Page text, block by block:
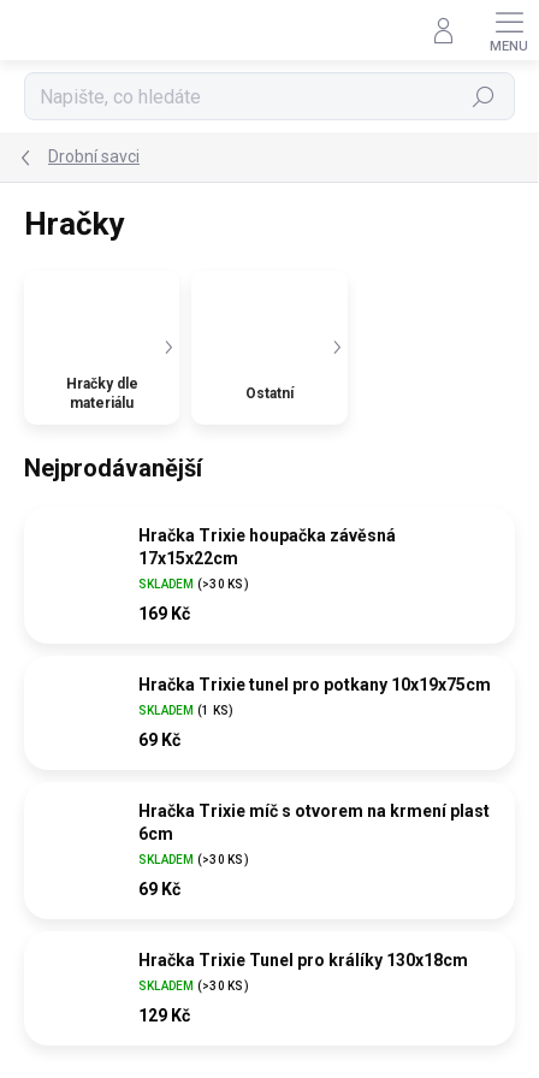
Hledat
Drobní savci
Hračky
Hračky dle
materiálu
Ostatní
Nejprodávanější
Hračka Trixie houpačka závěsná
17x15x22cm
SKLADEM (>30 KS )
169 Kč
Hračka Trixie tunel pro potkany 10x19x75cm
SKLADEM (1 KS)
69 Kč
Hračka Trixie míč s otvorem na krmení plast
6cm
SKLADEM (>30 KS )
69 Kč
Hračka Trixie Tunel pro králíky 130x18cm
SKLADEM (>30 KS )
129 Kč